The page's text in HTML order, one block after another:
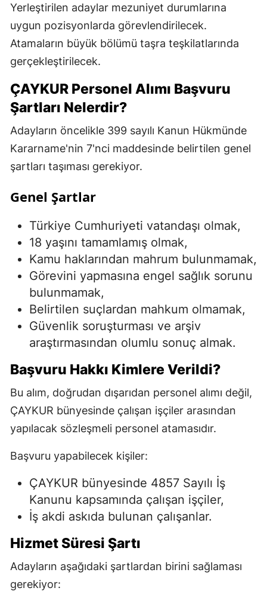
Yerleştirilen adaylar mezuniyet durumlarına
uygun pozisyonlarda görevlendirilecek.
Atamaların büyük bölümü taşra teşkilatlarında
gerçekleştirilecek.
ÇAYKUR Personel Alımı Başvuru
Şartları Nelerdir?
Adayların öncelikle 399 sayılı Kanun Hükmünde
Kararname'nin 7'nci maddesinde belirtilen genel
şartları taşıması gerekiyor.
Genel Şartlar
Türkiye Cumhuriyeti vatandaşı olmak,
18 yaşını tamamlamış olmak,
Kamu haklarından mahrum bulunmamak,
Görevini yapmasına engel sağlık sorunu
bulunmamak,
Belirtilen suçlardan mahkum olmamak,
Güvenlik soruşturması ve arşiv
araştırmasından olumlu sonuç almak.
Başvuru Hakkı Kimlere Verildi?
Bu alım, doğrudan dışarıdan personel alımı değil,
ÇAYKUR bünyesinde çalışan işçiler arasından
yapılacak sözleşmeli personel atamasıdır.
Başvuru yapabilecek kişiler:
ÇAYKUR bünyesinde 4857 Sayılı İş
Kanunu kapsamında çalışan işçiler,
İş akdi askıda bulunan çalışanlar.
Hizmet Süresi Şartı
Adayların aşağıdaki şartlardan birini sağlaması
gerekiyor: